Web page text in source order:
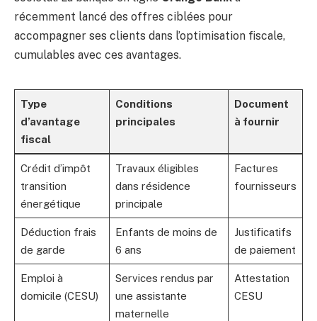
récemment lancé des offres ciblées pour
accompagner ses clients dans l’optimisation fiscale,
cumulables avec ces avantages.
Type
d’avantage
fiscal
Conditions
principales
Document
à fournir
Crédit d’impôt
transition
énergétique
Travaux éligibles
dans résidence
principale
Factures
fournisseurs
Déduction frais
de garde
Enfants de moins de
6 ans
Justificatifs
de paiement
Emploi à
domicile (CESU)
Services rendus par
une assistante
maternelle
Attestation
CESU